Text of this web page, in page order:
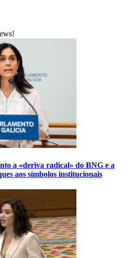
a «deriva radical» do BNG e a
aos símbolos institucionais